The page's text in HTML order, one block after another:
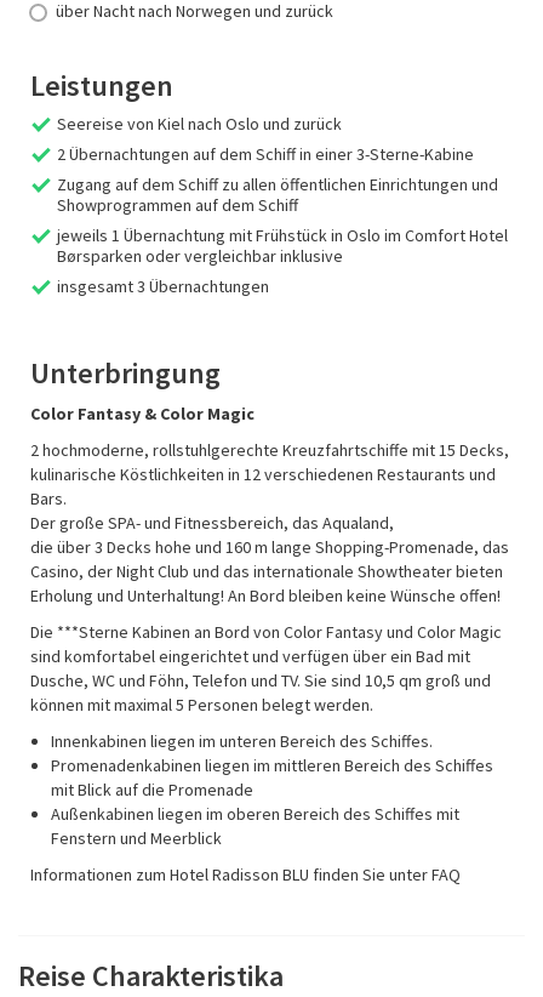
über Nacht nach Norwegen und zurück
Leistungen
Seereise von Kiel nach Oslo und zurück
2 Übernachtungen auf dem Schiff in einer 3-Sterne-Kabine
Zugang auf dem Schiff zu allen öffentlichen Einrichtungen und
Showprogrammen auf dem Schiff
jeweils 1 Übernachtung mit Frühstück in Oslo im Comfort Hotel
Børsparken oder vergleichbar inklusive
insgesamt 3 Übernachtungen
Unterbringung
Color Fantasy & Color Magic
2 hochmoderne, rollstuhlgerechte Kreuzfahrtschiffe mit 15 Decks,
kulinarische Köstlichkeiten in 12 verschiedenen Restaurants und
Bars.
Der große SPA- und Fitnessbereich, das Aqualand,
die über 3 Decks hohe und 160 m lange Shopping-Promenade, das
Casino, der Night Club und das internationale Showtheater bieten
Erholung und Unterhaltung! An Bord bleiben keine Wünsche offen!
Die ***Sterne Kabinen an Bord von Color Fantasy und Color Magic
sind komfortabel eingerichtet und verfügen über ein Bad mit
Dusche, WC und Föhn, Telefon und TV. Sie sind 10,5 qm groß und
können mit maximal 5 Personen belegt werden.
Innenkabinen liegen im unteren Bereich des Schiffes.
Promenadenkabinen liegen im mittleren Bereich des Schiffes
mit Blick auf die Promenade
Außenkabinen liegen im oberen Bereich des Schiffes mit
Fenstern und Meerblick
Informationen zum Hotel Radisson BLU finden Sie unter FAQ
Reise Charakteristika